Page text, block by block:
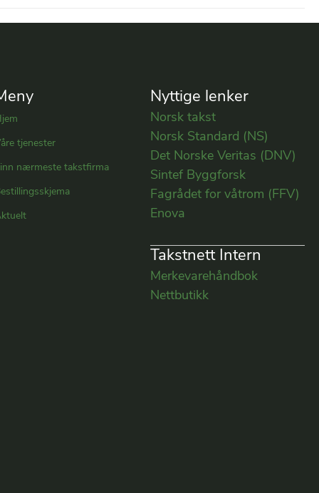
tjenester
nærmeste takstfirma
Nyttige lenker
Norsk takst
Norsk Standard (NS)
Det Norske Veritas (DNV)
Sintef Byggforsk
Fagrådet for våtrom (FFV)
Enova
Takstnett Intern
Merkevarehåndbok
Nettbutikk